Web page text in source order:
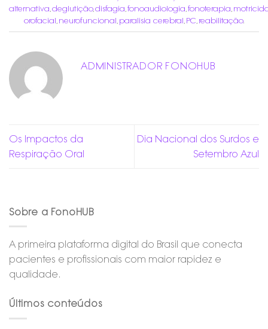
alternativa deglutição,disfagia fonoaudiologia fonoterapia
orofacial neurofuncional paralisia cerebral PC reabilitação.
ADMINISTRADOR FONOHUB
Os Impactos da
Respiração Oral
Dia Nacional dos Surdos e
Setembro Azul
Sobre a FonoHUB
A primeira plataforma digital do Brasil que conecta
pacientes e profissionais com maior rapidez e
qualidade.
Últimos conteúdos